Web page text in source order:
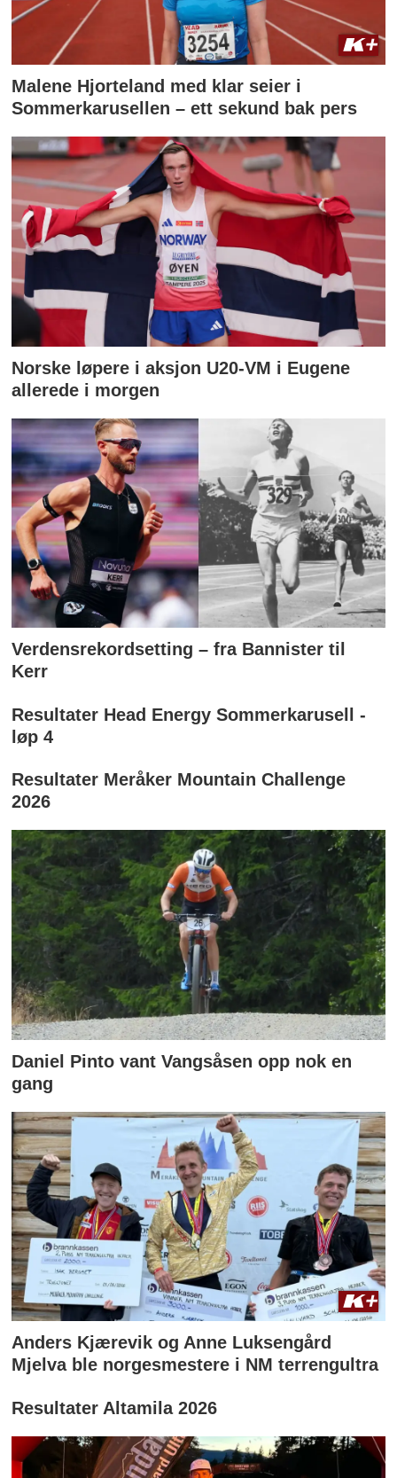
Malene Hjorteland med klar seier i
Sommerkarusellen – ett sekund bak pers
Norske løpere i aksjon U20-VM i Eugene
allerede i morgen
Verdensrekordsetting – fra Bannister til
Kerr
Resultater Head Energy Sommerkarusell -
løp 4
Resultater Meråker Mountain Challenge
2026
Daniel Pinto vant Vangsåsen opp nok en
gang
Anders Kjærevik og Anne Luksengård
Mjelva ble norgesmestere i NM terrengultra
Resultater Altamila 2026